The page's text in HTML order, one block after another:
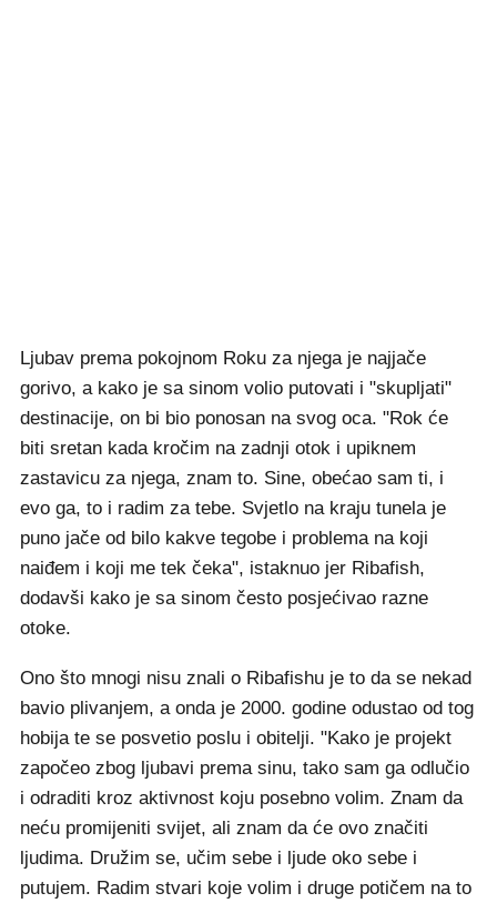
Ljubav prema pokojnom Roku za njega je najjače
gorivo, a kako je sa sinom volio putovati i "skupljati"
destinacije, on bi bio ponosan na svog oca. "Rok će
biti sretan kada kročim na zadnji otok i upiknem
zastavicu za njega, znam to. Sine, obećao sam ti, i
evo ga, to i radim za tebe. Svjetlo na kraju tunela je
puno jače od bilo kakve tegobe i problema na koji
naiđem i koji me tek čeka", istaknuo jer Ribafish,
dodavši kako je sa sinom često posjećivao razne
otoke.
Ono što mnogi nisu znali o Ribafishu je to da se nekad
bavio plivanjem, a onda je 2000. godine odustao od tog
hobija te se posvetio poslu i obitelji. "Kako je projekt
započeo zbog ljubavi prema sinu, tako sam ga odlučio
i odraditi kroz aktivnost koju posebno volim. Znam da
neću promijeniti svijet, ali znam da će ovo značiti
ljudima. Družim se, učim sebe i ljude oko sebe i
putujem. Radim stvari koje volim i druge potičem na to